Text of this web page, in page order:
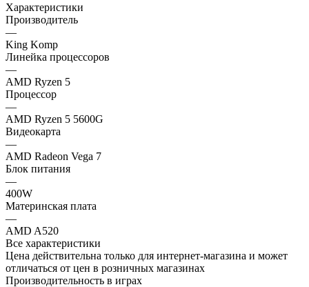
Характеристики
Производитель
—
King Komp
Линейка процессоров
—
AMD Ryzen 5
Процессор
—
AMD Ryzen 5 5600G
Видеокарта
—
AMD Radeon Vega 7
Блок питания
—
400W
Материнская плата
—
AMD A520
Все характеристики
Цена действительна только для интернет-магазина и может
отличаться от цен в розничных магазинах
Производительность в играх